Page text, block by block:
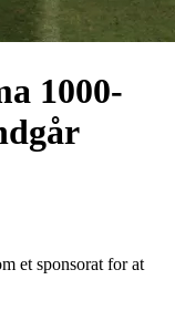
1000-
et sponsorat for at